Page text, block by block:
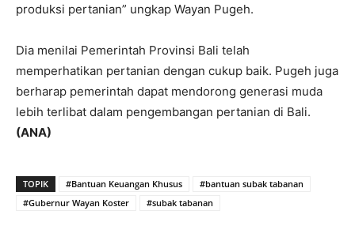
produksi pertanian” ungkap Wayan Pugeh.
Dia menilai Pemerintah Provinsi Bali telah
memperhatikan pertanian dengan cukup baik. Pugeh juga
berharap pemerintah dapat mendorong generasi muda
lebih terlibat dalam pengembangan pertanian di Bali.
(ANA)
TOPIK #Bantuan Keuangan Khusus
#bantuan subak tabanan
#Gubernur Wayan Koster
#subak tabanan